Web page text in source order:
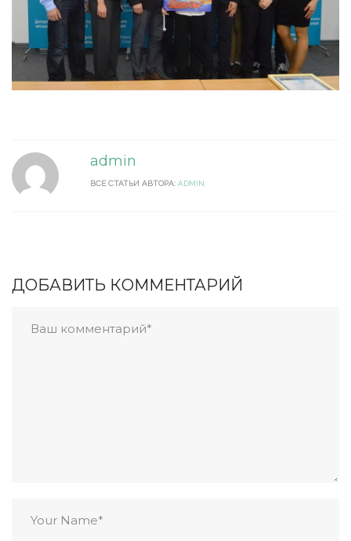
admin
ВСЕ СТАТЬИ АВТОРА: ADMIN
ДОБАВИТЬ КОММЕНТАРИЙ